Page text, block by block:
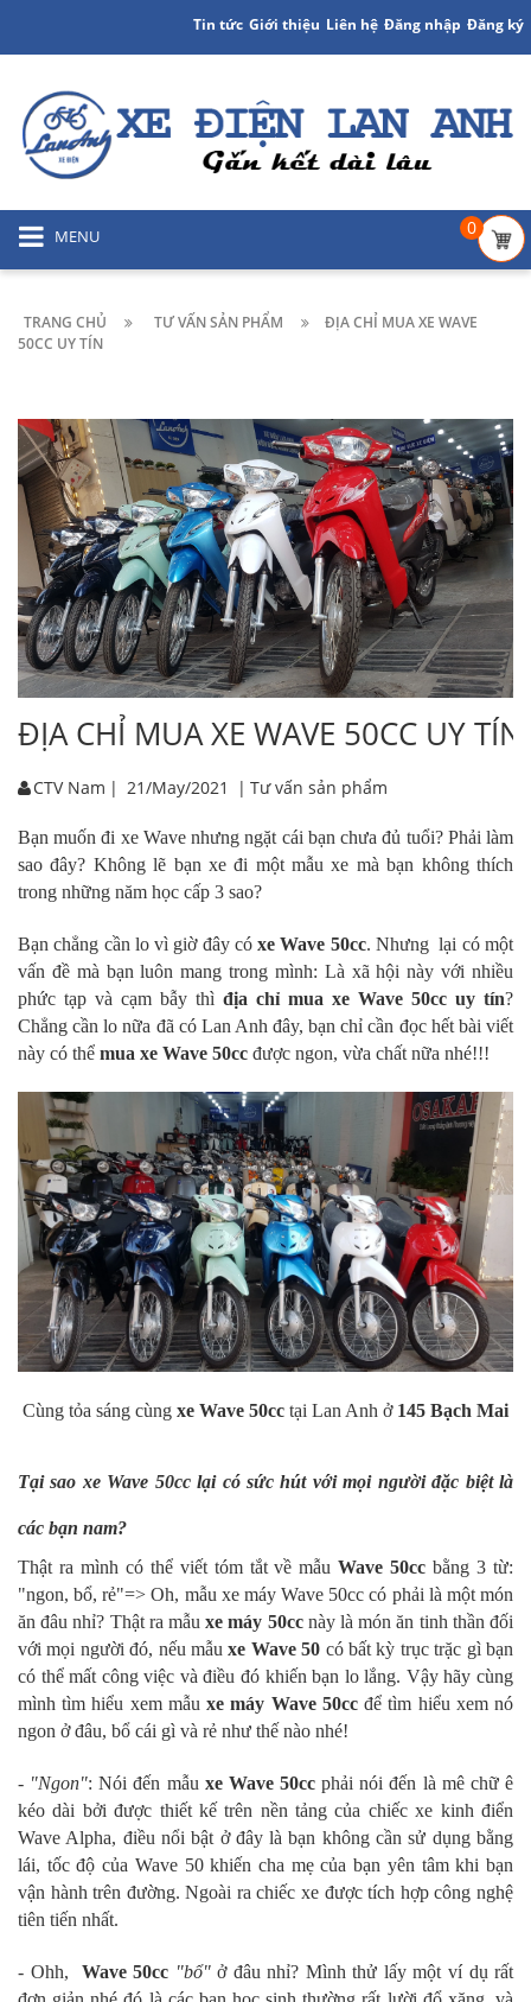
Tin tức Giới thiệu Liên hệ Đăng nhập Đăng ký
MENU 0
TRANG CHỦ TƯ VẤN SẢN PHẨM
ĐỊA CHỈ MUA XE WAVE
50CC UY TÍN
ĐỊA CHỈ MUA XE WAVE 50CC UY TÍN
CTV Nam | 21/May/2021 | Tư vấn sản phẩm
Bạn muốn đi xe Wave nhưng ngặt cái bạn chưa đủ tuổi? Phải làm
sao đây? Không lẽ bạn xe đi một mẫu xe mà bạn không thích
trong những năm học cấp 3 sao?
Bạn chẳng cần lo vì giờ đây cóxe Wave 50cc. Nhưng lại có một
vấn đề mà bạn luôn mang trong mình: Là xã hội này với nhiều
phức tạp và cạm bẫy thì địa chỉ mua xe Wave 50cc uy tín?
Chẳng cần lo nữa đã có Lan Anh đây, bạn chỉ cần đọc hết bài viết
này có thể mua xe Wave 50cc được ngon, vừa chất nữa nhé!!!
Cùng tỏa sáng cùng xe Wave 50cc tại Lan Anh ở 145 Bạch Mai
Tại sao xe Wave 50cc lại có sức hút với mọi người đặc biệt là
các bạn nam?
Thật ra mình có thể viết tóm tắt về mẫuWave 50cc bằng 3 từ:
"ngon, bổ, rẻ"=> Oh, mẫu xe máy Wave 50cc có phải là một món
ăn đâu nhỉ? Thật ra mẫuxe máy 50ccnày là món ăn tinh thần đối
với mọi người đó, nếu mẫuxe Wave 50 có bất kỳ trục trặc gì bạn
có thể mất công việc và điều đó khiến bạn lo lắng. Vậy hãy cùng
mình tìm hiểu xem mẫuxe máy Wave 50ccđể tìm hiểu xem nó
ngon ở đâu, bổ cái gì và rẻ như thế nào nhé!
- "Ngon": Nói đến mẫu xe Wave 50cc phải nói đến là mê chữ ê
kéo dài bởi được thiết kế trên nền tảng của chiếc xe kinh điển
Wave Alpha, điều nổi bật ở đây là bạn không cần sử dụng bằng
lái, tốc độ của Wave 50 khiến cha mẹ của bạn yên tâm khi bạn
vận hành trên đường. Ngoài ra chiếc xe được tích hợp công nghệ
tiên tiến nhất.
- Ohh, Wave 50cc "bổ"ở đâu nhỉ? Mình thử lấy một ví dụ rất